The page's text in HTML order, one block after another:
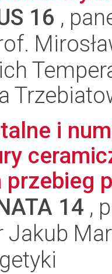
16 ,
i
przebieg
14 ,
Jakub